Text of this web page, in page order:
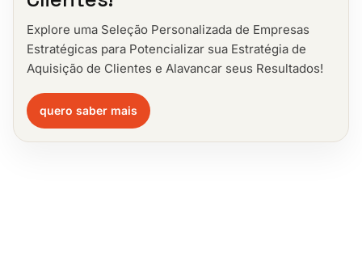
Explore uma Seleção Personalizada de Empresas
Estratégicas para Potencializar sua Estratégia de
Aquisição de Clientes e Alavancar seus Resultados!
quero saber mais